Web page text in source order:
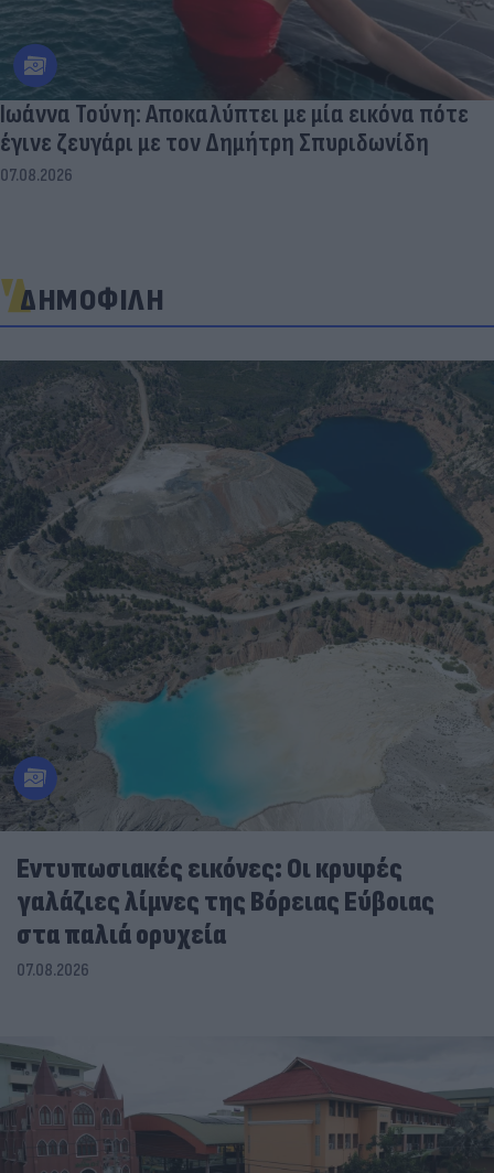
Ιωάννα Τούνη: Αποκαλύπτει με μία εικόνα πότε
έγινε ζευγάρι με τον Δημήτρη Σπυριδωνίδη
07.08.2026
ΔΗΜΟΦΙΛΗ
Εντυπωσιακές εικόνες: Οι κρυφές
γαλάζιες λίμνες της Βόρειας Εύβοιας
στα παλιά ορυχεία
07.08.2026